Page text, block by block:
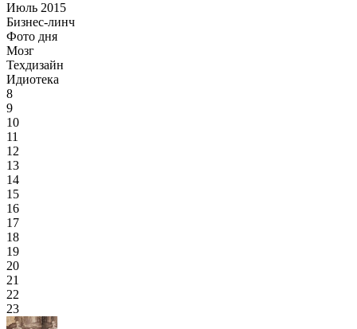
Июль 2015
Бизнес-линч
Фото дня
Мозг
Техдизайн
Идиотека
8
9
10
11
12
13
14
15
16
17
18
19
20
21
22
23